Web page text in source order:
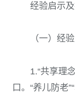
经验启示
（一）经
1.“共享理
口。 “养儿防老